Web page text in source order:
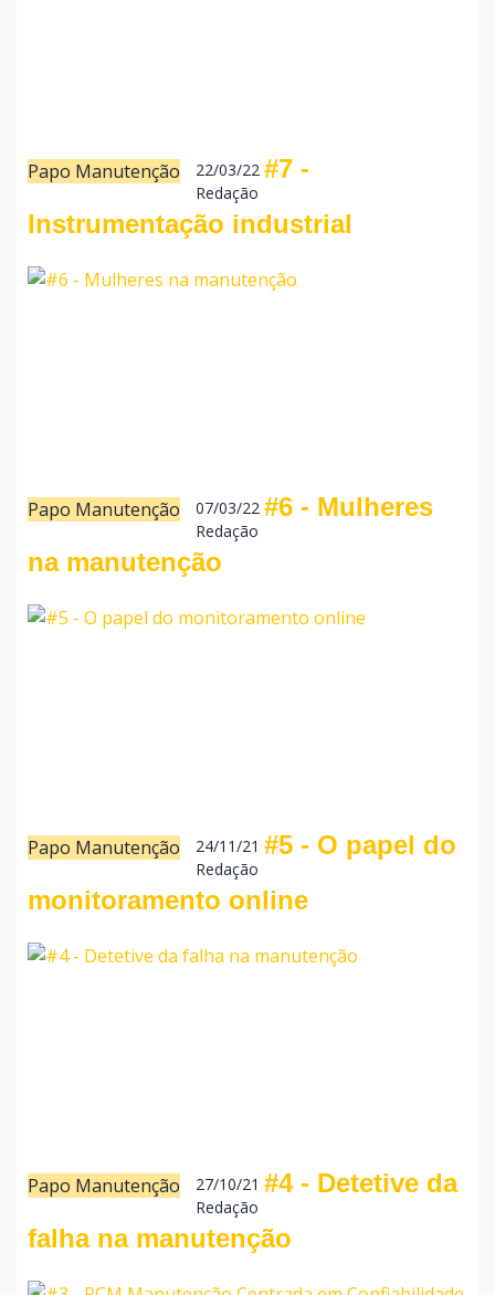
Papo Manutenção
22/03/22
Redação
#7 -
Instrumentação industrial
Papo Manutenção
07/03/22
Redação
#6 - Mulheres
na manutenção
Papo Manutenção
24/11/21
Redação
#5 - O papel do
monitoramento online
Papo Manutenção
27/10/21
Redação
#4 - Detetive da
falha na manutenção